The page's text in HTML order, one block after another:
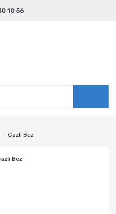
10 56
Gazlı Bez